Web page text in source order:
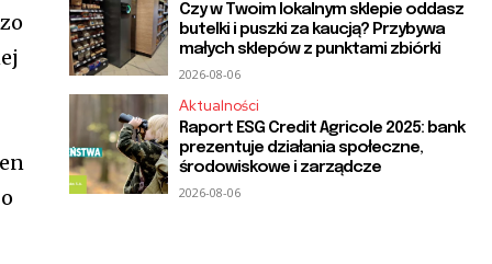
Czy w Twoim lokalnym sklepie oddasz
butelki i puszki za kaucją? Przybywa
małych sklepów z punktami zbiórki
2026-08-06
Aktualności
Raport ESG Credit Agricole 2025: bank
prezentuje działania społeczne,
środowiskowe i zarządcze
2026-08-06